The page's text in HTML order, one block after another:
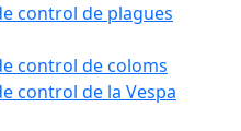
control de plagues
control de coloms
control de la Vespa